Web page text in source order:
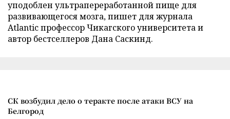
уподоблен ультрапереработанной пище для
развивающегося мозга, пишет для журнала
Atlantic профессор Чикагского университета и
автор бестселлеров Дана Саскинд.
СК возбудил дело о теракте после атаки ВСУ на
Белгород